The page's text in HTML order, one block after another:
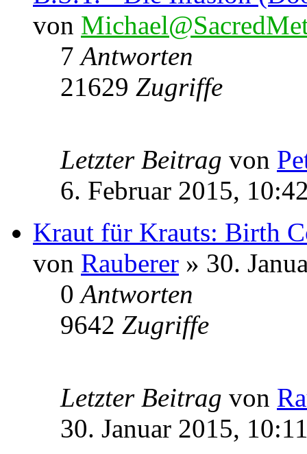
von
7Antworten
21629 Zugriffe
Letzter Beitrag von
6. Februar 2015,
Kraut für Krauts: Birth
von Rauberer » 30.
0Antworten
9642 Zugriffe
Letzter Beitrag von
30. Januar 2015,